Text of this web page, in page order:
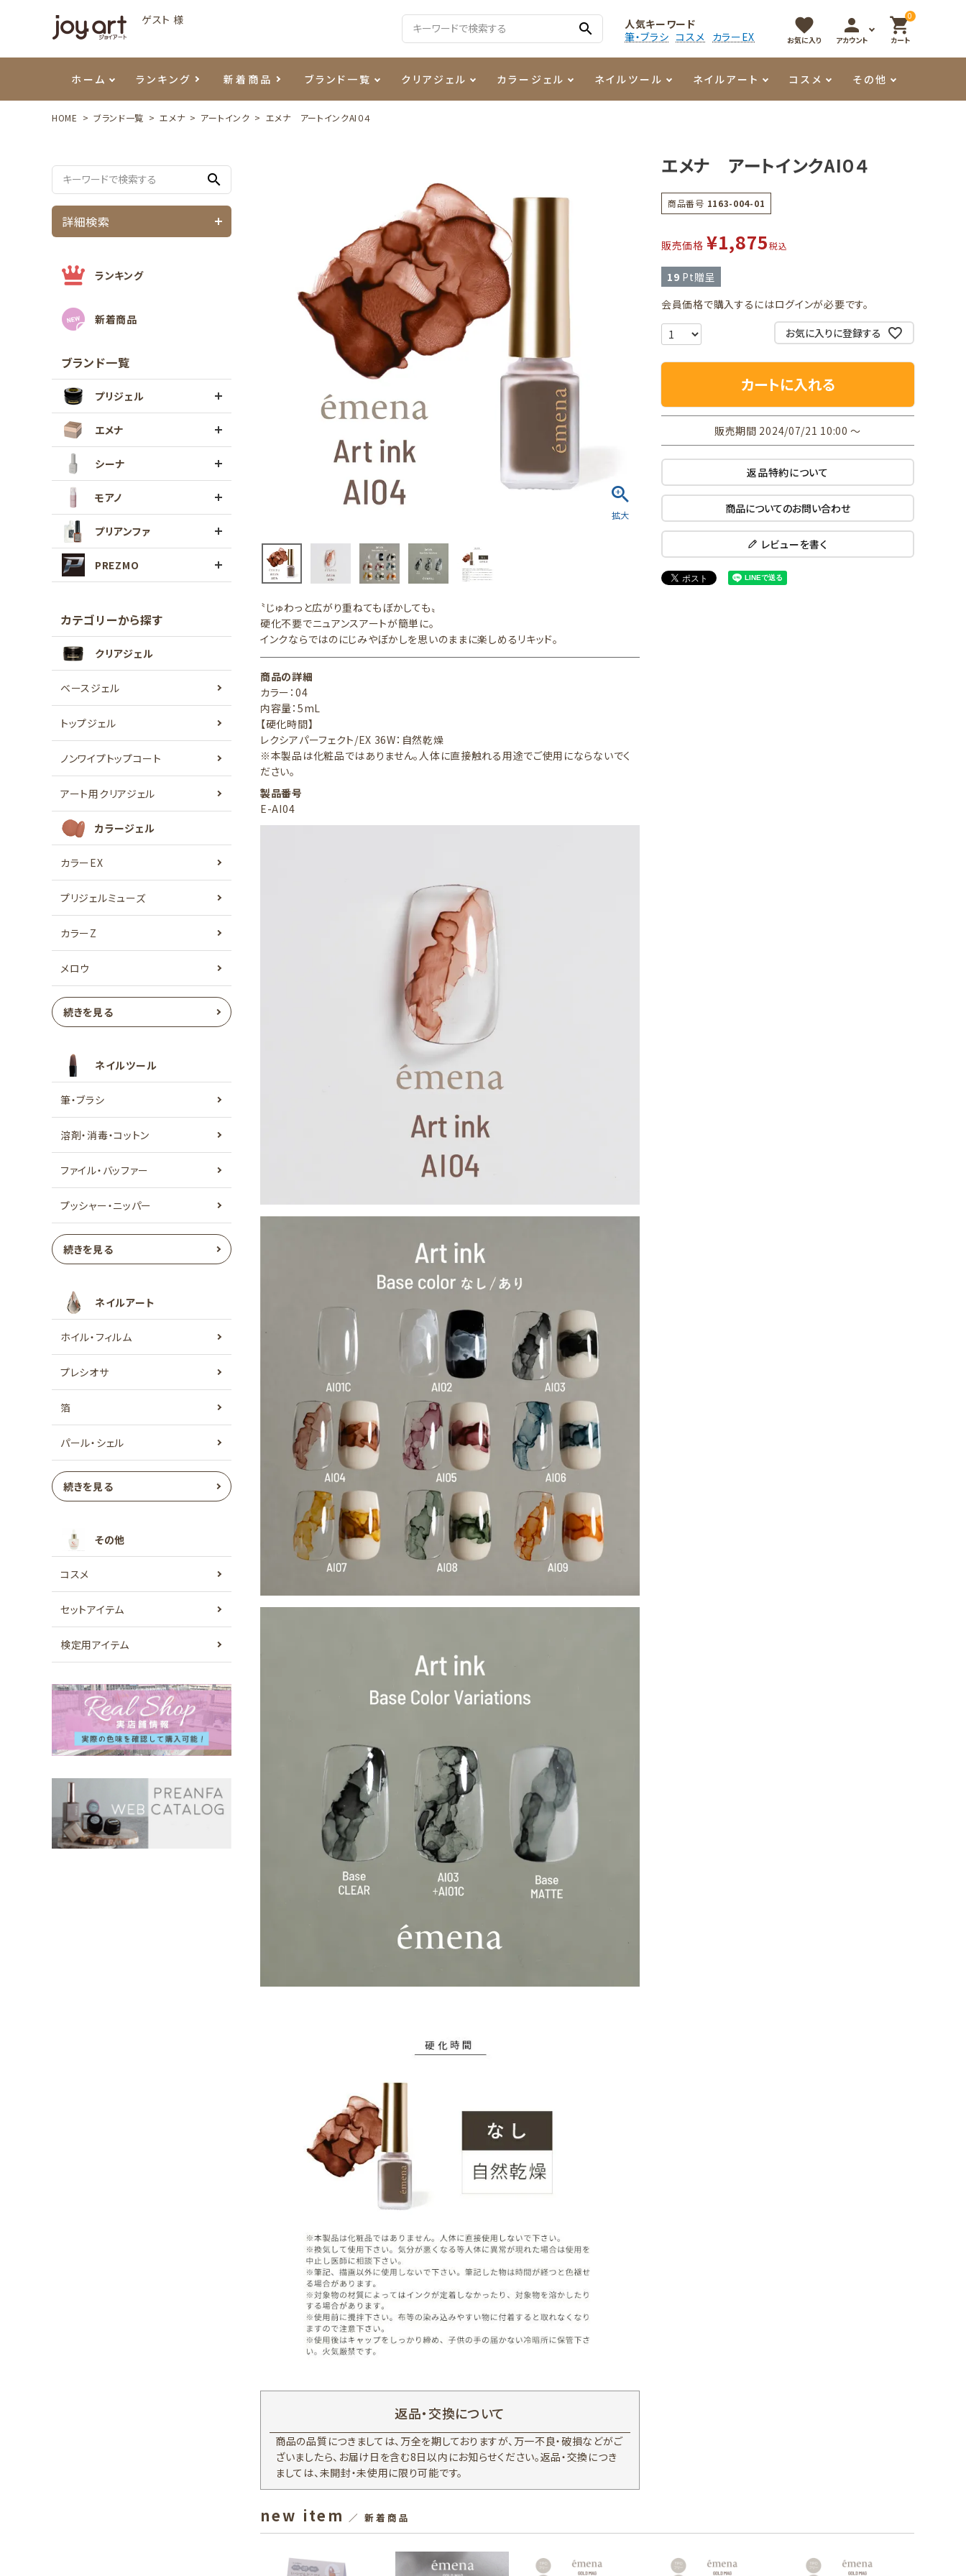
ゲスト 様
search
人気キーワード
筆・ブラシ コスメ カラーEX
favorite
お気に入り
person
アカウント
0
shopping_cart
カート
ホーム ランキング 新着商品 ブランド一覧
モアノ
クリアジェル カラージェル
ウェービージェル
マグネティジェル マグネティフラッシュジェル アートインク
フラッシュジェル シーナカラージェルポリッシュ その他カラージェル
ネイルツール
ネイルケア用品
ネイルマシン その他ネイルツール
ネイルアート
メタルパーツ
コスメ その他
HOME ブランド一覧 エメナ アートインク エメナ アートインクAI０４
search
詳細検索
ランキング
新着商品
ブランド一覧
プリジェル
エメナ
シーナ
モアノ
プリアンファ
PREZMO
カテゴリーから探す
クリアジェル
ベースジェル
トップジェル
ノンワイプトップコート
アート用クリアジェル
カラージェル
カラーEX
プリジェルミューズ
カラーZ
メロウ
続きを見る
ネイルツール
筆・ブラシ
溶剤・消毒・コットン
ファイル・バッファー
プッシャー・ニッパー
続きを見る
ネイルアート
ホイル・フィルム
プレシオサ
箔
パール・シェル
続きを見る
その他
コスメ
セットアイテム
検定用アイテム
〝じゅわっと広がり重ねてもぼかしても〟
硬化不要でニュアンスアートが簡単に。
インクならではのにじみやぼかしを思いのままに楽しめるリキッド。
商品の詳細
カラー：04
内容量：5mL
【硬化時間】
レクシアパーフェクト/EX 36W：自然乾燥
※本製品は化粧品ではありません。人体に直接触れる用途でご使用にならないでく
ださい。
製品番号
E-AI04
返品・交換について
商品の品質につきましては、万全を期しておりますが、万一不良・破損などがご
ざいましたら、お届け日を含む8日以内にお知らせください。返品・交換につき
ましては、未開封・未使用に限り可能です。
エメナ アートインクAI０４
商品番号 1163-004-01
販売価格 ¥1,875税込
19 Pt贈呈
会員価格で購入するにはログインが必要です。
お気に入りに登録する
カートに入れる
販売期間 2024/07/21 10:00〜
返品特約について
商品についてのお問い合わせ
レビューを書く
new item ／ 新着商品